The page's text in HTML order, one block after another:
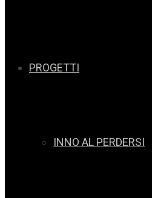
PROGETTI
INNO AL PERDERSI